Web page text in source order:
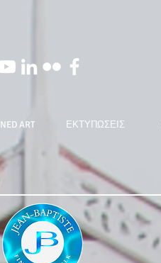
ART ΕΚΤΥΠΩΣΕΙΣ